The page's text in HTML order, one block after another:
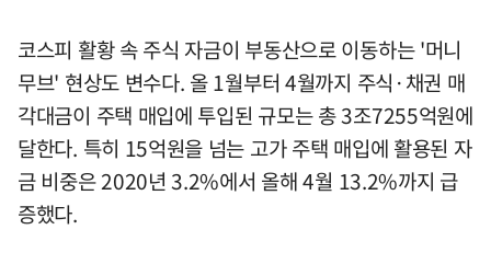
코스피 활황 속 주식 자금이 부동산으로 이동하는 '머니
무브' 현상도 변수다. 올 1월부터 4월까지 주식·채권 매
각대금이 주택 매입에 투입된 규모는 총 3조7255억원에
달한다. 특히 15억원을 넘는 고가 주택 매입에 활용된 자
금 비중은 2020년 3.2%에서 올해 4월 13.2%까지 급
증했다.